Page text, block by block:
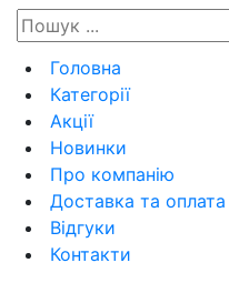
Головна
Категорії
Акції
Новинки
Про компанію
Доставка та оплата
Відгуки
Контакти